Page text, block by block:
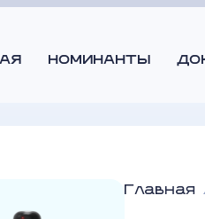
Главная